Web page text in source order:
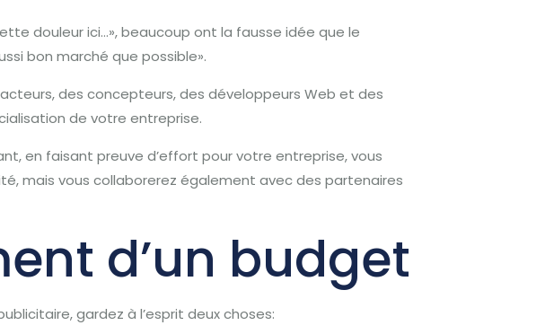
douleur ici…», beaucoup ont la fausse idée que le
bon marché que possible».
des concepteurs, des développeurs Web et des
de votre entreprise.
en faisant preuve d’effort pour votre entreprise, vous
mais vous collaborerez également avec des partenaires
d’un budget
gardez à l’esprit deux choses: